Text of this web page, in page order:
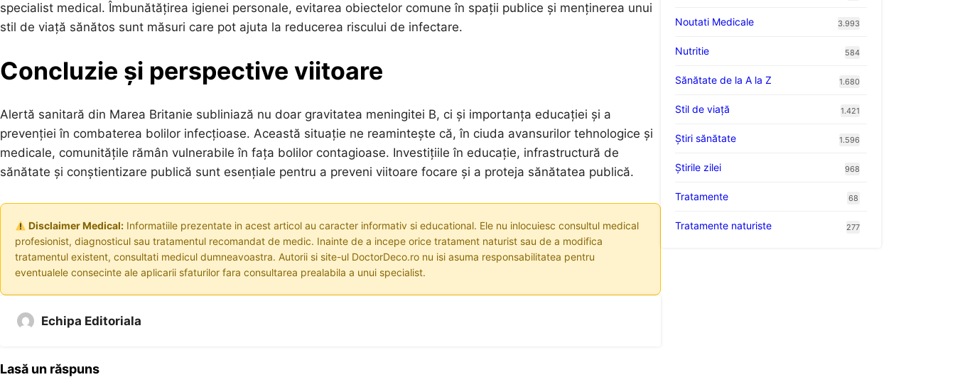
specialist medical. Îmbunătățirea igienei personale, evitarea obiectelor comune în spații publice și menținerea unui
stil de viață sănătos sunt măsuri care pot ajuta la reducerea riscului de infectare.
Concluzie și perspective viitoare
Alertă sanitară din Marea Britanie subliniază nu doar gravitatea meningitei B, ci și importanța educației și a
prevenției în combaterea bolilor infecțioase. Această situație ne reamintește că, în ciuda avansurilor tehnologice și
medicale, comunitățile rămân vulnerabile în fața bolilor contagioase. Investițiile în educație, infrastructură de
sănătate și conștientizare publică sunt esențiale pentru a preveni viitoare focare și a proteja sănătatea publică.
Disclaimer Medical:Informatiile prezentate in acest articol au caracter informativ si educational. Ele nu inlocuiesc consultul medical
profesionist, diagnosticul sau tratamentul recomandat de medic. Inainte de a incepe orice tratament naturist sau de a modifica
tratamentul existent, consultati medicul dumneavoastra. Autorii si site-ul DoctorDeco.ro nu isi asuma responsabilitatea pentru
eventualele consecinte ale aplicarii sfaturilor fara consultarea prealabila a unui specialist.
Echipa Editoriala
Lasă un răspuns
Noutati Medicale 3.993
Nutritie 584
Sănătate de la A la Z 1.680
Stil de viaţă 1.421
Ştiri sănătate 1.596
Știrile zilei 968
Tratamente 68
Tratamente naturiste 277